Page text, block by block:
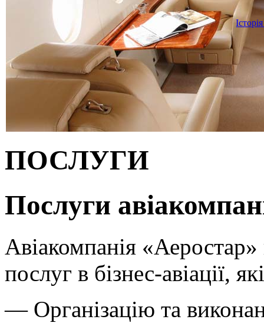
ПОСЛУГИ
Послуги
Авіакомпанія
послуг в бізнес-авіації,
— Організацію та